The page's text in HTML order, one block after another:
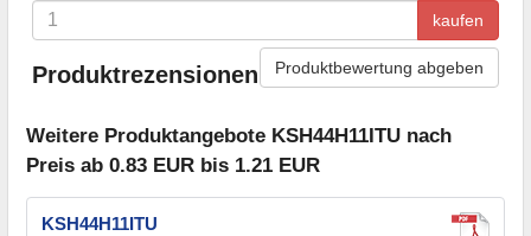
kaufen
Produktrezensionen Produktbewertung abgeben
Weitere Produktangebote KSH44H11ITU nach
Preis ab 0.83 EUR bis 1.21 EUR
KSH44H11ITU